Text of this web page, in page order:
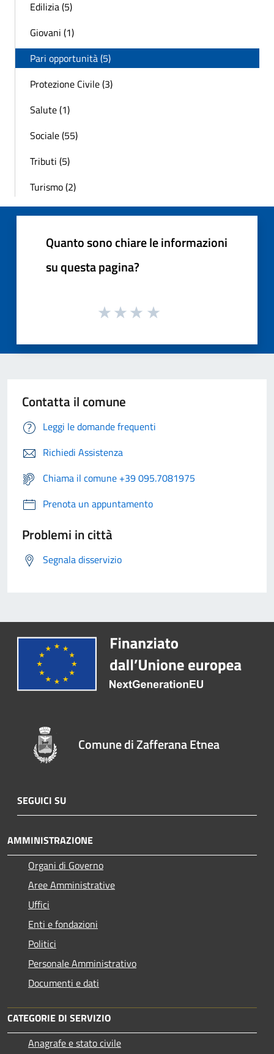
Edilizia (5)
Giovani (1)
Pari opportunità (5)
Protezione Civile (3)
Salute (1)
Sociale (55)
Tributi (5)
Turismo (2)
Quanto sono chiare le informazioni
su questa pagina?
Contatta il comune
Leggi le domande frequenti
Richiedi Assistenza
Chiama il comune +39 095.7081975
Prenota un appuntamento
Problemi in città
Segnala disservizio
Comune di Zafferana Etnea
SEGUICI SU
AMMINISTRAZIONE
Organi di Governo
Aree Amministrative
Uffici
Enti e fondazioni
Politici
Personale Amministrativo
Documenti e dati
CATEGORIE DI SERVIZIO
Anagrafe e stato civile